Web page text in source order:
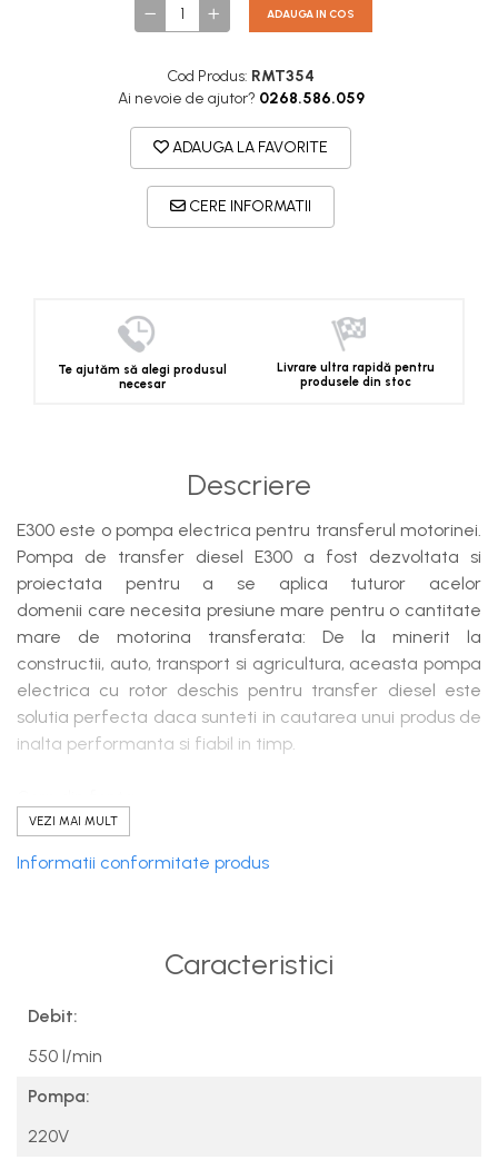
ADAUGA IN COS
Cod Produs: RMT354
Ai nevoie de ajutor? 0268.586.059
ADAUGA LA FAVORITE
CERE INFORMATII
Te ajutăm să alegi produsul
necesar
Livrare ultra rapidă pentru
produsele din stoc
Descriere
E300 este o pompa electrica pentru transferul motorinei.
Pompa de transfer diesel E300 a fost dezvoltata si
proiectata pentru a se aplica tuturor acelor
domenii care necesita presiune mare pentru o cantitate
mare de motorina transferata: De la minerit la
constructii, auto, transport si agricultura, aceasta pompa
electrica cu rotor deschis pentru transfer diesel este
solutia perfecta daca sunteti in cautarea unui produs de
inalta performanta si fiabil in timp.
Presiune de lucru: max. 1.8 bari.
Functionare continua la 230V.
VEZI MAI MULT
Informatii conformitate produs
Caracteristici
Debit:
550 l/min
Pompa:
220V